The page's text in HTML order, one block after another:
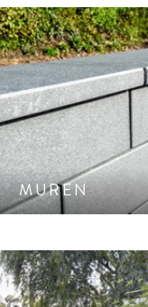
MUREN
Muursystemen,